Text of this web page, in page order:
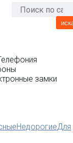
замки
НедорогиеДля